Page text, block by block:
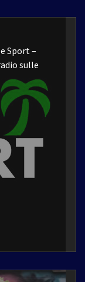
Sport –
sulle